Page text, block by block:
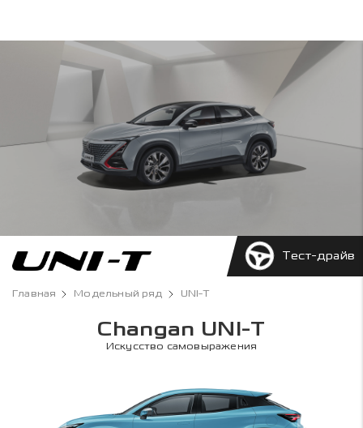
Тест-драйв
Главная Модельный ряд UNI-T
Changan UNI-T
Искусство самовыражения